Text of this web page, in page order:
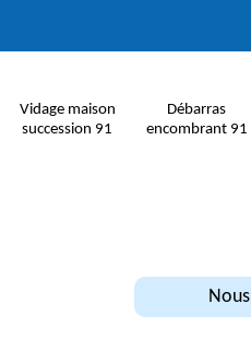
Vidage maison
succession 91
Débarras
encombrant 91